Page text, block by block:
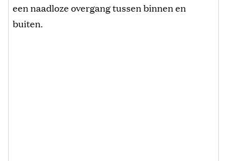
een naadloze overgang tussen binnen en
buiten.